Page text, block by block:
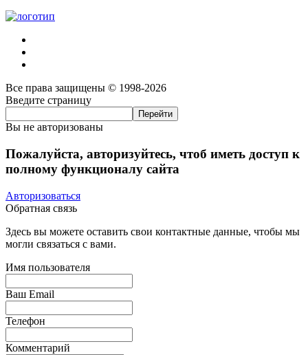
Все права защищены © 1998-2026
Введите страницу
Вы не авторизованы
Пожалуйста, авторизуйтесь, чтоб иметь доступ к
полному функционалу сайта
Авторизоваться
Обратная связь
Здесь вы можете оставить свои контактные данные, чтобы мы
могли связаться с вами.
Имя пользователя
Ваш Email
Телефон
Комментарий